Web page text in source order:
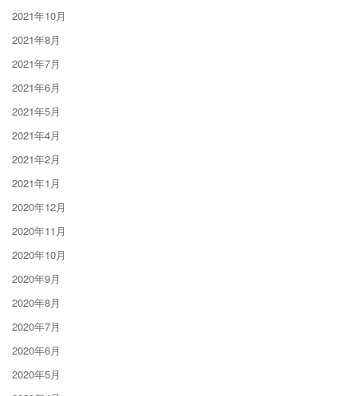
2021年10月
2021年8月
2021年7月
2021年6月
2021年5月
2021年4月
2021年2月
2021年1月
2020年12月
2020年11月
2020年10月
2020年9月
2020年8月
2020年7月
2020年6月
2020年5月